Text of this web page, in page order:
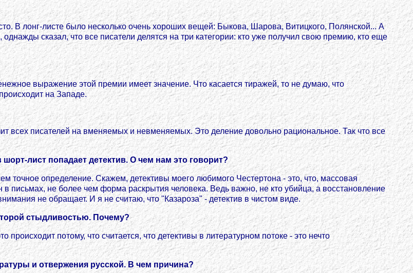
В лонг-листе было несколько очень хороших вещей: Быкова, Шарова, Витицкого, Полянской... А
сказал, что все писатели делятся на три категории: кто уже получил свою премию, кто еще
выражение этой премии имеет значение. Что касается тиражей, то не думаю, что
на Западе.
всех писателей на вменяемых и невменяемых. Это деление довольно рациональное. Так что все
лист попадает детектив. О чем нам это говорит?
точное определение. Скажем, детективы моего любимого Честертона - это, что, массовая
в письмах, не более чем форма раскрытия человека. Ведь важно, не кто убийца, а восстановление
не обращает. И я не считаю, что "Казароза" - детектив в чистом виде.
стыдливостью. Почему?
потому, что считается, что детективы в литературном потоке - это нечто
и отвержения русской. В чем причина?